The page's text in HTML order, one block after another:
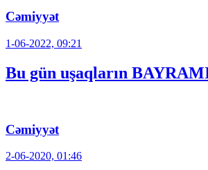
Cəmiyyət
1-06-2022, 09:21
Bu gün uşaqların
Cəmiyyət
2-06-2020, 01:46